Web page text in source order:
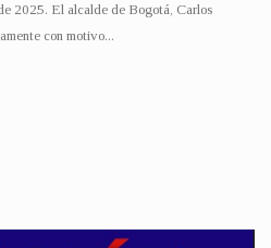
2025. El alcalde de Bogotá, Carlos
con motivo...